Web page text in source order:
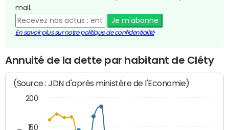
mail.
Je m'abonne
En savoir plus sur notre politique de confidentialité
Annuité de la dette par habitant de Cléty
(Source : JDN d'après ministère de l'Economie)
150
200